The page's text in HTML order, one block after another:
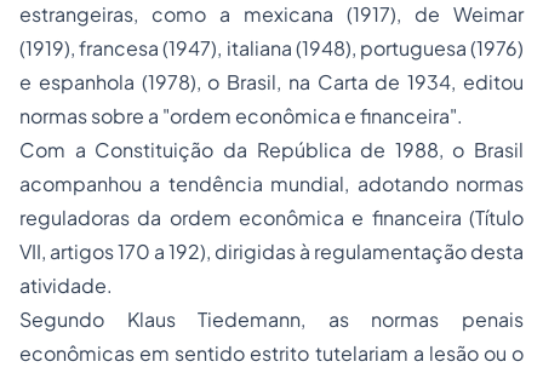
estrangeiras, como a mexicana (1917), de Weimar
(1919), francesa (1947), italiana (1948), portuguesa (1976)
e espanhola (1978), o Brasil, na Carta de 1934, editou
normas sobre a "ordem econômica e financeira".
Com a Constituição da República de 1988, o Brasil
acompanhou a tendência mundial, adotando normas
reguladoras da ordem econômica e financeira (Título
VII, artigos 170 a 192), dirigidas à regulamentação desta
atividade.
Segundo Klaus Tiedemann, as normas penais
econômicas em sentido estrito tutelariam a lesão ou o